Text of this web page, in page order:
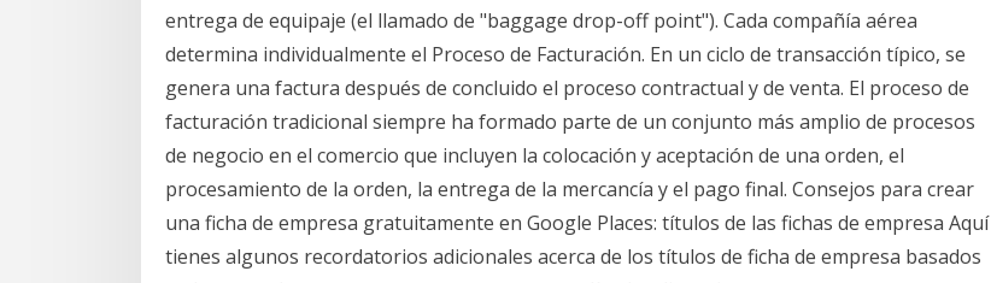
entrega de equipaje (el llamado de "baggage drop-off point"). Cada compañía aérea
determina individualmente el Proceso de Facturación. En un ciclo de transacción típico, se
genera una factura después de concluido el proceso contractual y de venta. El proceso de
facturación tradicional siempre ha formado parte de un conjunto más amplio de procesos
de negocio en el comercio que incluyen la colocación y aceptación de una orden, el
procesamiento de la orden, la entrega de la mercancía y el pago final. Consejos para crear
una ficha de empresa gratuitamente en Google Places: títulos de las fichas de empresa Aquí
tienes algunos recordatorios adicionales acerca de los títulos de ficha de empresa basados